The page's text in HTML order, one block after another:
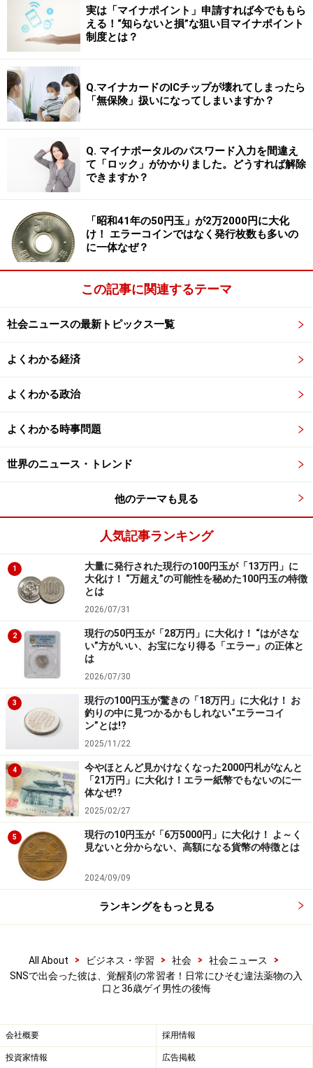
「今考えるとAさんは覚醒剤を使って、自分との依存関
係を築こうとしたのかもしれません。でも、その時は薬
物の恐ろしさなど何も分かっておらず、雰囲気に流され
て一緒に使ってしまいました。自分自身が弱かったなと
思います」
「薬物に依存しているわけじゃないから大
丈夫」という過信
山田さんが覚醒剤を使用し始めた頃、ちょうど有名人が
違法薬物の使用で逮捕されたというニュースが大きく報
道されました。自分も逮捕されるのではと不安を感じな
がらも、薬物の依存性を感じないまま普段通りの生活を
送れていたことが、「自分は大丈夫」という過信につな
がったと言います。
地方にある実家に住みながら、月に1回程度、Aさんと会
う時だけ覚醒剤を使用する生活を4年ほど続けていた
「夜中、繁華街を歩いていたら職質（職務質問）を受け
のが分かるんだと思います。ちょうど覚醒剤を使用した
後で、カバンに注射器が入っていました。それが見つか
り、その場で逮捕されてパトカーで警察署に連れて行か
れました」
田さんは、それまで勤めていた職場に罪状が伝わり、仕
事を解雇されました。この時、Aさんとの関係は断ち切
り、薬物の使用はやめることを決意します。
SNSで新しく出会った人は、またもや覚醒
剤の使用者
3、4年ほど地元でアルバイト生活をした後、山田さんは
仕事を探すため東京に引っ越して職業訓練学校に通い、
無事に正社員の仕事に就くことができました。
しかし、1回目の逮捕から8年が経った頃、SNSで再び覚
醒剤を使用している人に出会ってしまいます。
「もちろんSNSで出会う人の大半は薬物を使用していま
せん。ただ、薬物を持っている人にも出会う可能性があ
るのがSNSの怖いところです。薬物を再び始めた時は、
また逮捕されたらどうしようとドキドキしていました
が、その緊張感が過ぎるとまた慣れてしまうんですよ
んは、朝、出社するために自宅を出て歩いている途中
で、私服の警察官に取り囲まれ、令状（逮捕状）を提示
「警察が待ち伏せていたということは、（薬物の使用
の）確かな証拠があったからだと思います。どこかから
実は「マイナポイント」申請すれば今でももら
える！“知らないと損”な狙い目マイナポイント
制度とは？
Q.マイナカードのICチップが壊れてしまったら
「無保険」扱いになってしまいますか？
Q. マイナポータルのパスワード入力を間違え
て「ロック」がかかりました。どうすれば解除
できますか？
「昭和41年の50円玉」が2万2000円に大化
け！ エラーコインではなく発行枚数も多いの
に一体なぜ？
この記事に関連するテーマ
社会ニュースの最新トピックス一覧
よくわかる経済
よくわかる政治
よくわかる時事問題
世界のニュース・トレンド
他のテーマも見る
人気記事ランキング
1
大量に発行された現行の100円玉が「13万円」に
大化け！ “万超え”の可能性を秘めた100円玉の特徴
とは
2026/07/31
2
現行の50円玉が「28万円」に大化け！ “はがさな
い”方がいい、お宝になり得る「エラー」の正体と
は
2026/07/30
3
現行の100円玉が驚きの「18万円」に大化け！ お
釣りの中に見つかるかもしれない“エラーコイ
ン”とは!?
2025/11/22
4
今やほとんど見かけなくなった2000円札がなんと
「21万円」に大化け！エラー紙幣でもないのに一
体なぜ!?
2025/02/27
5
現行の10円玉が「6万5000円」に大化け！ よ～く
見ないと分からない、高額になる貨幣の特徴とは
2024/09/09
ランキングをもっと見る
All About > ビジネス・学習 > 社会 > 社会ニュース
>
SNSで出会った彼は、覚醒剤の常習者！日常にひそむ違法薬物の入
口と36歳ゲイ男性の後悔
会社概要 採用情報
投資家情報 広告掲載